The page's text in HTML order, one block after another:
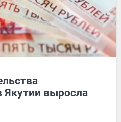
Якутии выросла